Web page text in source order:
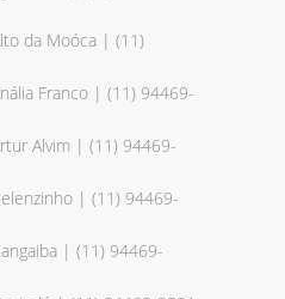
da Moóca | (11)
Franco | (11) 94469-
Alvim | (11) 94469-
| (11) 94469-
| (11) 94469-